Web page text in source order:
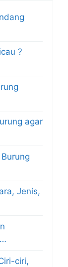
?
agar
Jenis,
ciri,